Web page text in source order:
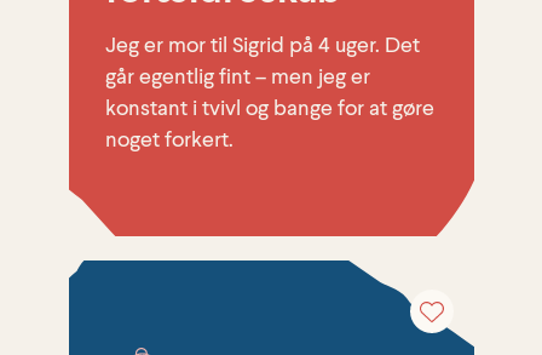
Jeg er mor til Sigrid på 4 uger. Det
går egentlig fint – men jeg er
konstant i tvivl og bange for at gøre
noget forkert.